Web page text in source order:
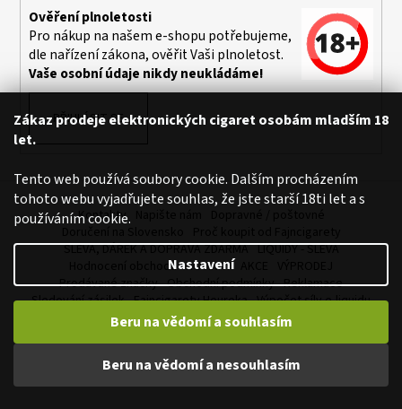
Zákaz prodeje elektronických cigaret osobám mladším 18
let.
Tento web používá soubory cookie. Dalším procházením
tohoto webu vyjadřujete souhlas, že jste starší 18ti let a s
používáním cookie.
Nastavení
Beru na vědomí a nesouhlasím
Beru na vědomí a souhlasím
Ověření plnoletosti
Pro nákup na našem e-shopu potřebujeme,
dle nařízení zákona, ověřit Vaši plnoletost.
Vaše osobní údaje nikdy neukládáme!
PŘIHLÁSIT SE
Kontakty
SLEVA, DÁREK A DOPRAVA ZDARMA LIQUIDY - SLEVA
Hodnocení obchodu NOVINKY
Prodávané značky Obchodní podmínky Reklamace
Sledování zásilek Fajncigarety Heureka Výpočet síly e-liquidu
MLT / DL - Jakou vybrat e-cigaretu
Slovník pojmů Mapa serveru